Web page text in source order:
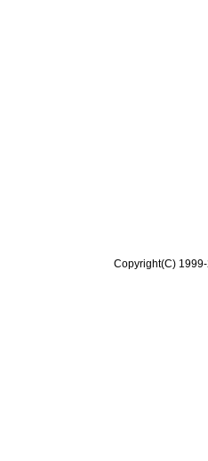
Copyright(C)